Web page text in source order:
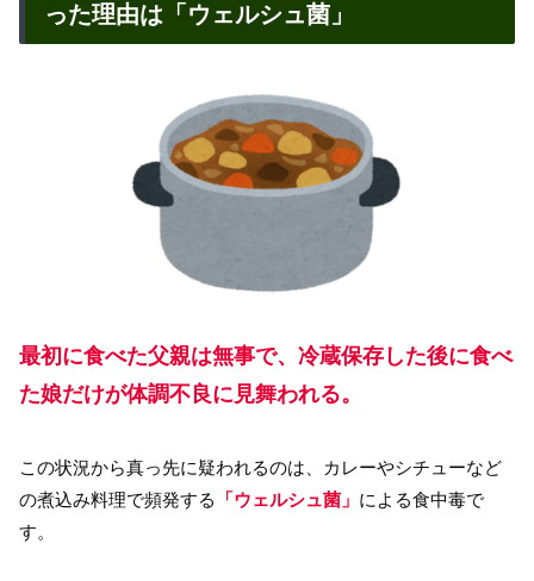
った理由は「ウェルシュ菌」
最初に食べた父親は無事で、冷蔵保存した後に食べ
た娘だけが体調不良に見舞われる。
この状況から真っ先に疑われるのは、カレーやシチューなど
の煮込み料理で頻発する
「ウェルシュ菌」 による食中毒で
す。